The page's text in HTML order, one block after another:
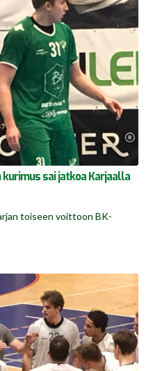
kurimus sai jatkoa Karjaalla
toiseen voittoon BK-